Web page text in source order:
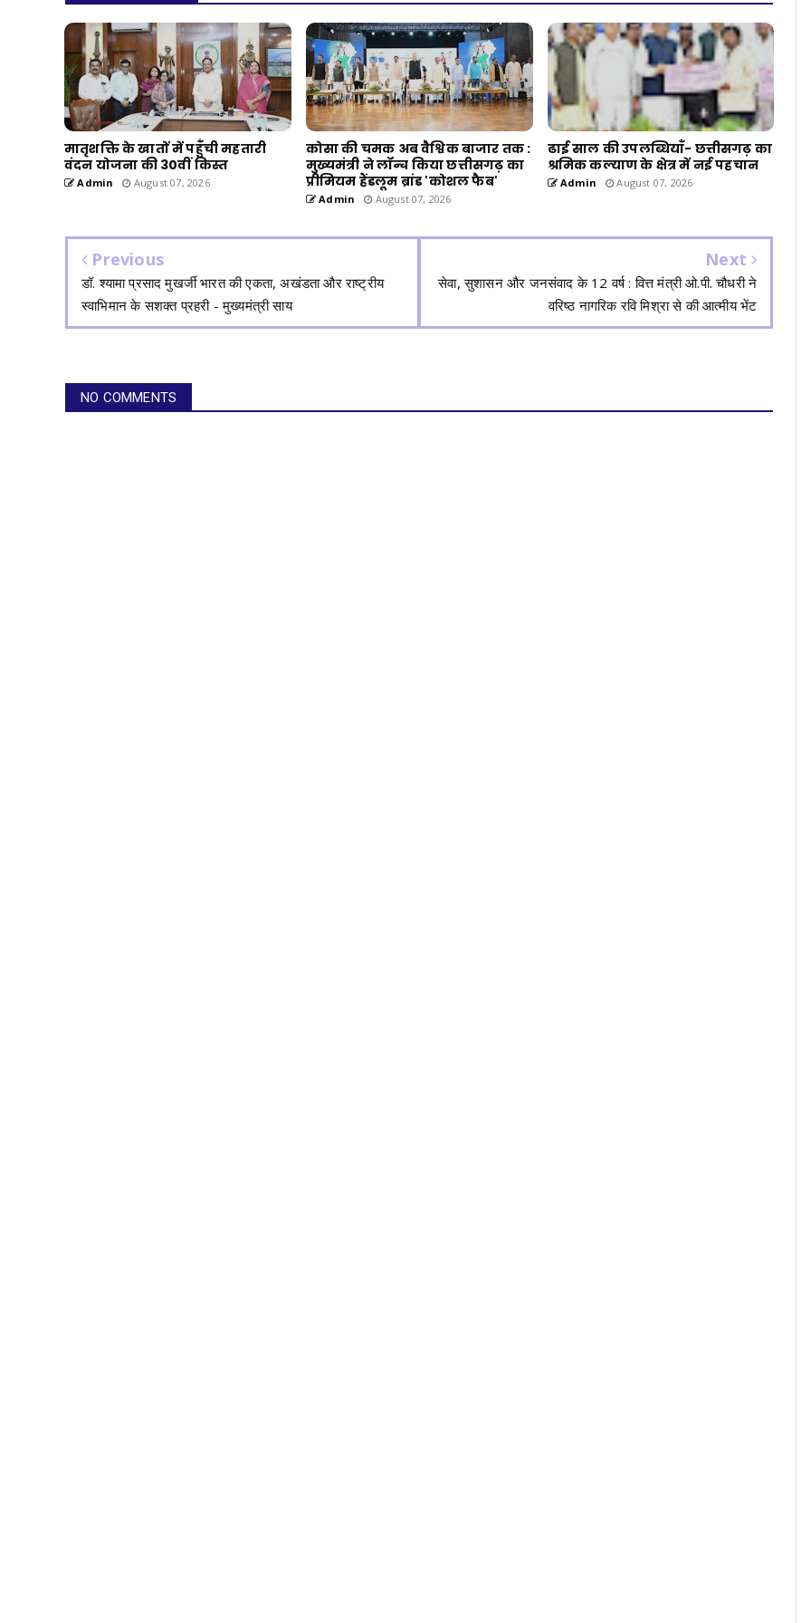
मातृशक्ति के खातों में पहुँची महतारी
वंदन योजना की 30वीं किस्त
Admin August 07, 2026
कोसा की चमक अब वैश्विक बाजार तक :
मुख्यमंत्री ने लॉन्च किया छत्तीसगढ़ का
प्रीमियम हैंडलूम ब्रांड 'कोशल फैब'
Admin August 07, 2026
ढाई साल की उपलब्धियाँ- छत्तीसगढ़ का
श्रमिक कल्याण के क्षेत्र में नई पहचान
Admin August 07, 2026
Previous
डॉ. श्यामा प्रसाद मुखर्जी भारत की एकता, अखंडता और राष्ट्रीय
स्वाभिमान के सशक्त प्रहरी - मुख्यमंत्री साय
Next
सेवा, सुशासन और जनसंवाद के 12 वर्ष : वित्त मंत्री ओ.पी. चौधरी ने
वरिष्ठ नागरिक रवि मिश्रा से की आत्मीय भेंट
NO COMMENTS